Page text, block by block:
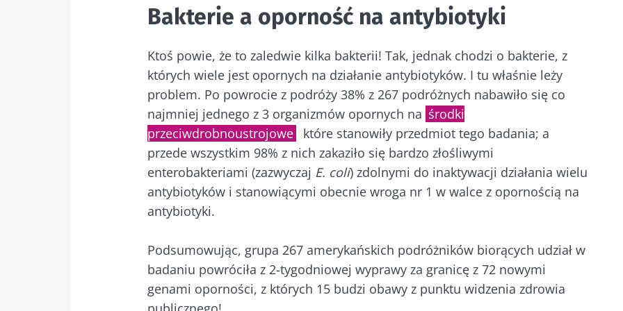
Bakterie a oporność na antybiotyki
Ktoś powie, że to zaledwie kilka bakterii! Tak, jednak chodzi o bakterie, z
których wiele jest opornych na działanie antybiotyków. I tu właśnie leży
problem. Po powrocie z podróży 38% z 267 podróżnych nabawiło się co
najmniej jednego z 3 organizmów opornych na środki
przeciwdrobnoustrojowe
które stanowiły przedmiot tego badania; a
przede wszystkim 98% z nich zakaziło się bardzo złośliwymi
enterobakteriami (zazwyczaj E. coli) zdolnymi do inaktywacji działania wielu
antybiotyków i stanowiącymi obecnie wroga nr 1 w walce z opornością na
antybiotyki.
Podsumowując, grupa 267 amerykańskich podróżników biorących udział w
badaniu powróciła z 2-tygodniowej wyprawy za granicę z 72 nowymi
genami oporności, z których 15 budzi obawy z punktu widzenia zdrowia
Przekierowanie
Bądź na bieżąco
Dołącz do społeczności mikrobioty i raz w miesiącu odbieraj „The
być na bieżąco z najnowszymi informacjami o mikrobiocie
Nie odchodź tak szybko!
Dołącz do społeczności mikrobioty i raz w miesiącu odbieraj „The
być na bieżąco z najnowszymi informacjami o mikrobiocie
Chcę zaprenumerować inne wiadomości z Biocodexu
* Pole obowiązkowe
BMI 20-35